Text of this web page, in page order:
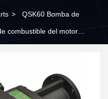
> QSK60 Bomba de
combustible del motor